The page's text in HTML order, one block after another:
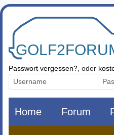
Zum Inhalt springen
Passwort vergessen? , oder
Home Forum